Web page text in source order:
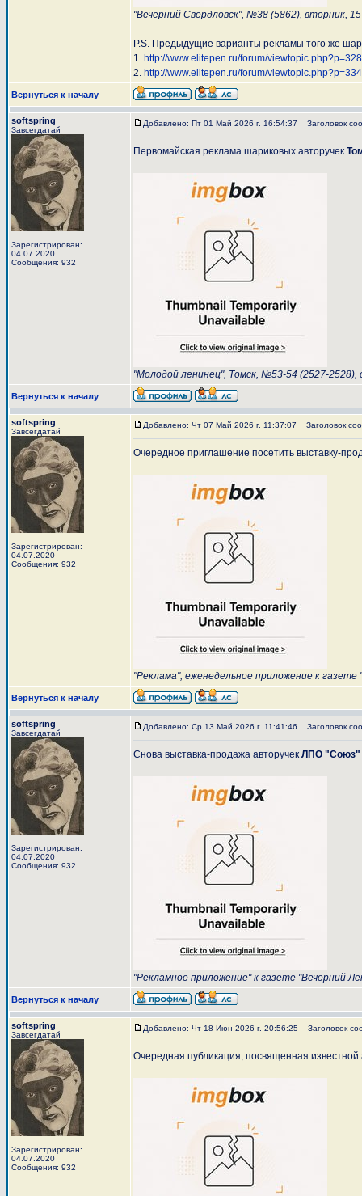
"Вечерний Свердловск", №38 (5862), вторник,
P.S. Предыдущие варианты рекламы того же
1. http://www.elitepen.ru/forum/
2. http://www.elitepen.ru/forum/
Вернуться к началу
softspring
Завсегдатай
Зарегистрирован:
04.07.2020
Сообщения: 932
Добавлено: Пт 01 Май 2026 г. 16:54:37 Заголовок
Первомайская реклама шариковых авторучек
"Молодой ленинец", Томск, №53-54 (2527-2528),
Вернуться к началу
softspring
Завсегдатай
Зарегистрирован:
04.07.2020
Сообщения: 932
Добавлено: Чт 07 Май 2026 г. 11:37:07 Заголовок
Очередное приглашение посетить выставку-
"Реклама", еженедельное приложение к
Вернуться к началу
softspring
Завсегдатай
Зарегистрирован:
04.07.2020
Сообщения: 932
Добавлено: Ср 13 Май 2026 г. 11:41:46 Заголовок
Снова выставка-продажа авторучек ЛПО "Союз"
"Рекламное приложение" к газете "Вечерний
Вернуться к началу
softspring
Завсегдатай
Зарегистрирован:
04.07.2020
Сообщения: 932
Добавлено: Чт 18 Июн 2026 г. 20:56:25 Заголовок
Очередная публикация, посвященная известной